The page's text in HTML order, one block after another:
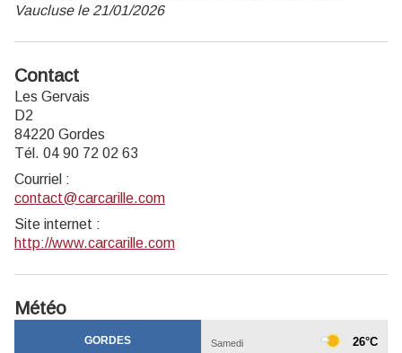
Vaucluse le 21/01/2026
Contact
Les Gervais
D2
84220 Gordes
Tél. 04 90 72 02 63
Courriel :
contact@carcarille.com
Site internet :
http://www.carcarille.com
Météo